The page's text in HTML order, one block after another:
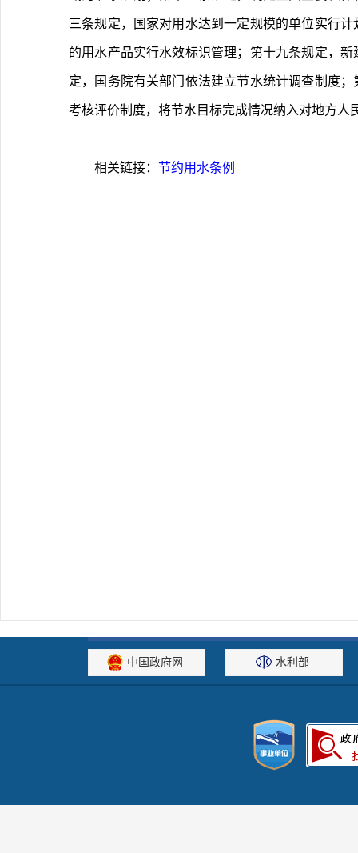
三条规定，国家对用水达到一定规模的单位实行
的用水产品实行水效标识管理；第十九条规定，
定，国务院有关部门依法建立节水统计调查制度
考核评价制度，将节水目标完成情况纳入对地方人
相关链接： 节约用水条例
中国政府网 水利部